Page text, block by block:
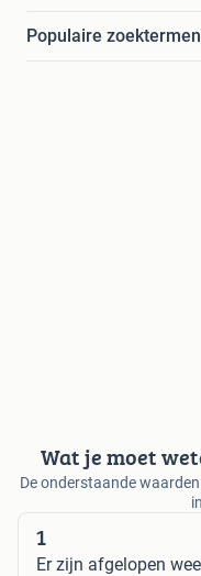
Populaire zoektermen
Wat je moet
De onderstaande
1
Er zijn afgelopen